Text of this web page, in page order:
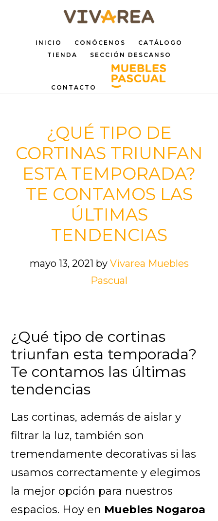
contenido
INICIO CONÓCENOS
CATÁLOGO
TIENDA
SECCIÓN DESCANSO
CONTACTO
¿QUÉ TIPO DE
CORTINAS TRIUNFAN
ESTA TEMPORADA?
TE CONTAMOS LAS
ÚLTIMAS
TENDENCIAS
mayo 13, 2021 by Vivarea Muebles
Pascual
¿Qué tipo de cortinas
triunfan esta temporada?
Te contamos las últimas
tendencias
Las cortinas, además de aislar y
filtrar la luz, también son
tremendamente decorativas si las
usamos correctamente y elegimos
la mejor opción para nuestros
espacios. Hoy en Muebles Nogaroa